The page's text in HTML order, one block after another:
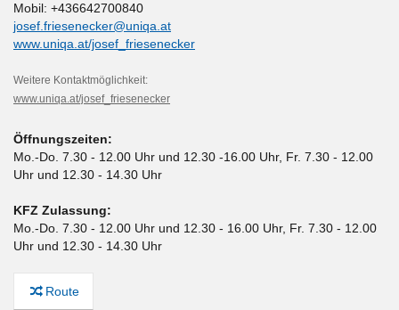
Mobil: +436642700840
josef.friesenecker@uniqa.at
www.uniqa.at/josef_friesenecker
Weitere Kontaktmöglichkeit:
www.uniqa.at/josef_friesenecker
Öffnungszeiten:
Mo.-Do. 7.30 - 12.00 Uhr und 12.30 -16.00 Uhr, Fr. 7.30 - 12.00
Uhr und 12.30 - 14.30 Uhr
KFZ Zulassung:
Mo.-Do. 7.30 - 12.00 Uhr und 12.30 - 16.00 Uhr, Fr. 7.30 - 12.00
Uhr und 12.30 - 14.30 Uhr
Route